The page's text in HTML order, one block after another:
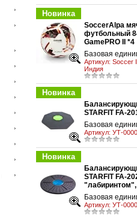
Новинка
SoccerAlpa
футбольный
GamePRO II *4
Базовая
Артикул: Soccer
Индия
Новинка
STARFIT FA-
Базовая
Артикул: УТ-
Новинка
STARFIT FA-
"лабиринтом",
Базовая
Артикул: УТ-